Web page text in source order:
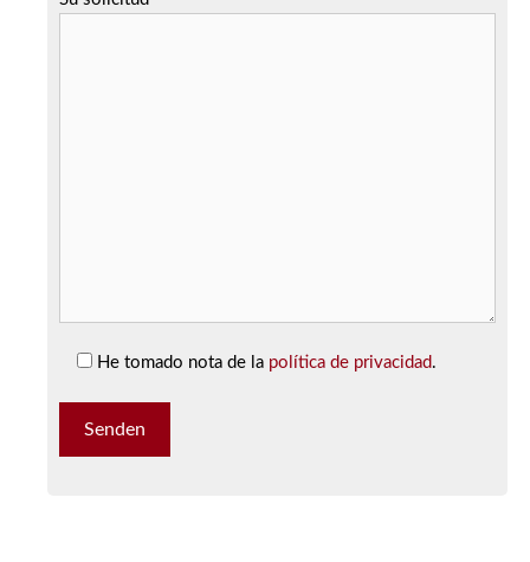
He tomado nota de la política de privacidad .